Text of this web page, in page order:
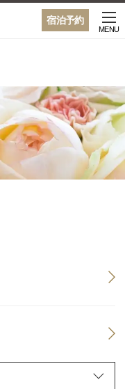
宿泊予約
MENU